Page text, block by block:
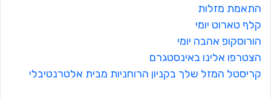
התאמת מזלות
קלף טארוט יומי
הורוסקופ אהבה יומי
הצטרפו אלינו באינסטגרם
קריסטל המזל שלך בקניון הרוחניות מבית אלטרנטיבלי